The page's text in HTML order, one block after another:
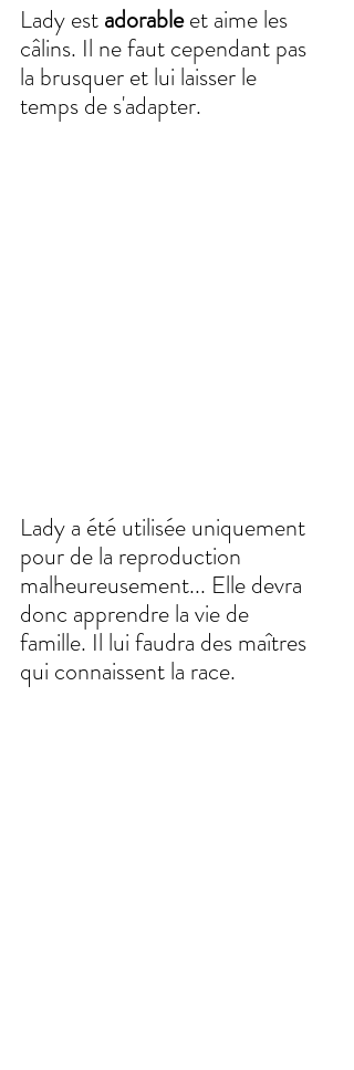
Lady est adorable et aime les
câlins. Il ne faut cependant pas
la brusquer et lui laisser le
temps de s'adapter.
Lady a été utilisée uniquement
pour de la reproduction
malheureusement... Elle devra
donc apprendre la vie de
famille. Il lui faudra des maîtres
qui connaissent la race.